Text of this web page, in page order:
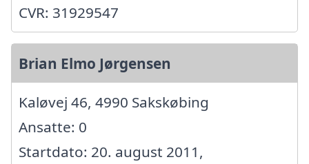
CVR: 31929547
Brian Elmo Jørgensen
Kaløvej 46, 4990 Sakskøbing
Ansatte: 0
Startdato: 20. august 2011,